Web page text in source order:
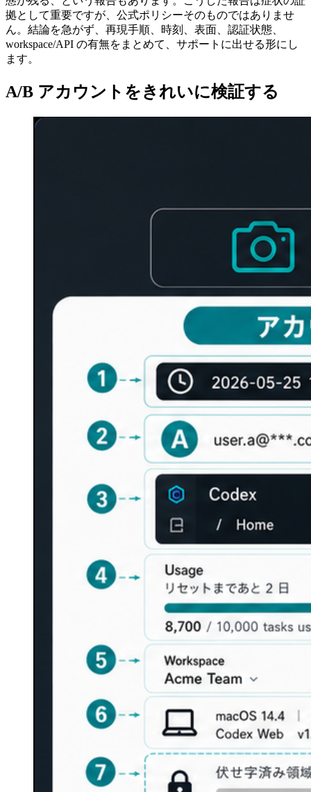
拠として重要ですが、公式ポリシーそのものではありませ
ん。結論を急がず、再現手順、時刻、表面、認証状態、
workspace/API の有無をまとめて、サポートに出せる形にし
ます。
A/B アカウントをきれいに検証する